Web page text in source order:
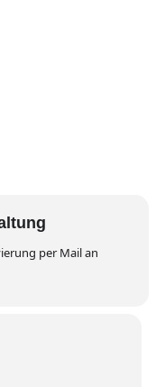
per Mail an